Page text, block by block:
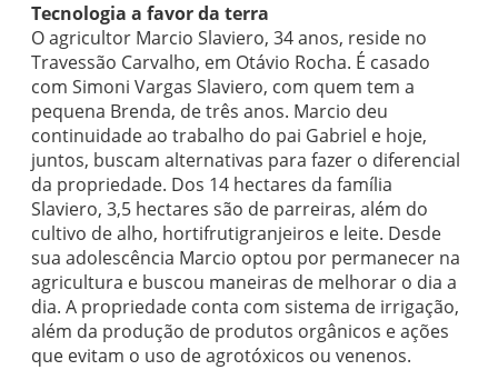
Tecnologia a favor da terra
O agricultor Marcio Slaviero, 34 anos, reside no
Travessão Carvalho, em Otávio Rocha. É casado
com Simoni Vargas Slaviero, com quem tem a
pequena Brenda, de três anos. Marcio deu
continuidade ao trabalho do pai Gabriel e hoje,
juntos, buscam alternativas para fazer o diferencial
da propriedade. Dos 14 hectares da família
Slaviero, 3,5 hectares são de parreiras, além do
cultivo de alho, hortifrutigranjeiros e leite. Desde
sua adolescência Marcio optou por permanecer na
agricultura e buscou maneiras de melhorar o dia a
dia. A propriedade conta com sistema de irrigação,
além da produção de produtos orgânicos e ações
que evitam o uso de agrotóxicos ou venenos.